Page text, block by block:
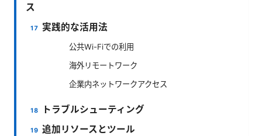
ス
実践的な活用法
公共Wi-Fiでの利用
海外リモートワーク
企業内ネットワークアクセス
トラブルシューティング
追加リソースとツール